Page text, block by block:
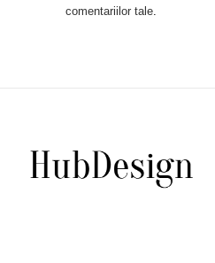
comentariilor tale.